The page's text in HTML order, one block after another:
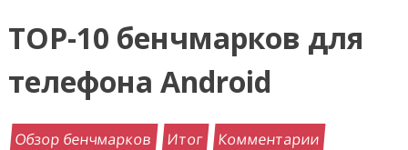
TOP-10 бенчмарков для
телефона Android
Обзор бенчмарков Итог Комментарии